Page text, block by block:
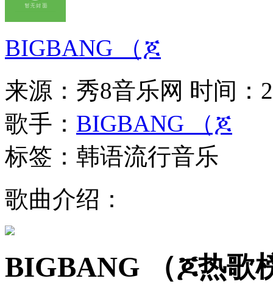
BIGBANG （ጆ
来源：秀8音乐网 时间：
歌手： BIGBANG （ጆ
标签：韩语流行音乐
歌曲介绍：
BIGBANG （ጆ热歌